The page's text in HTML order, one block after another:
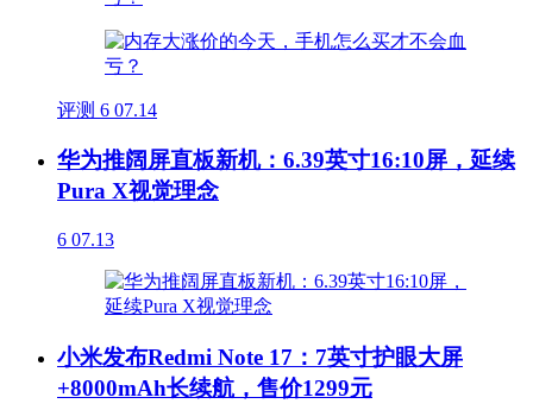
评测 6 07.14
华为推阔屏直板新机：6.39英寸16:10屏，延续
Pura X视觉理念
6 07.13
小米发布Redmi Note 17：7英寸护眼大屏
+8000mAh长续航，售价1299元